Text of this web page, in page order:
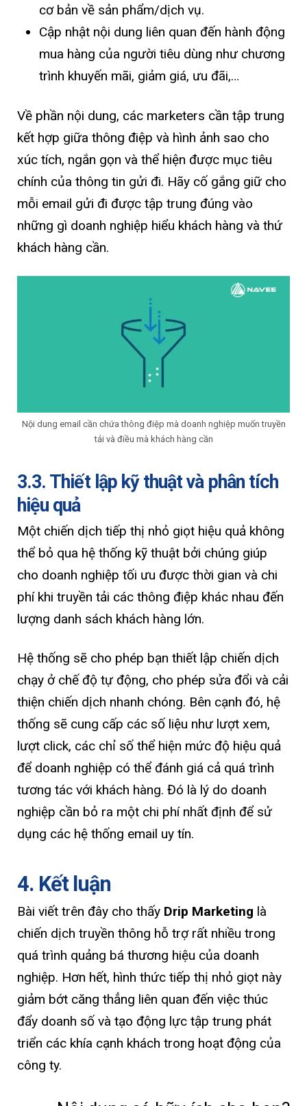
cơ bản về sản phẩm/dịch vụ.
Cập nhật nội dung liên quan đến hành động
mua hàng của người tiêu dùng như chương
trình khuyến mãi, giảm giá, ưu đãi,…
Về phần nội dung, các marketers cần tập trung
kết hợp giữa thông điệp và hình ảnh sao cho
xúc tích, ngắn gọn và thể hiện được mục tiêu
chính của thông tin gửi đi. Hãy cố gắng giữ cho
mỗi email gửi đi được tập trung đúng vào
những gì doanh nghiệp hiểu khách hàng và thứ
khách hàng cần.
Nội dung email cần chứa thông điệp mà doanh nghiệp muốn truyền
tải và điều mà khách hàng cần
3.3. Thiết lập kỹ thuật và phân tích
hiệu quả
Một chiến dịch tiếp thị nhỏ giọt hiệu quả không
thể bỏ qua hệ thống kỹ thuật bởi chúng giúp
cho doanh nghiệp tối ưu được thời gian và chi
phí khi truyền tải các thông điệp khác nhau đến
lượng danh sách khách hàng lớn.
Hệ thống sẽ cho phép bạn thiết lập chiến dịch
chạy ở chế độ tự động, cho phép sửa đổi và cải
thiện chiến dịch nhanh chóng. Bên cạnh đó, hệ
thống sẽ cung cấp các số liệu như lượt xem,
lượt click, các chỉ số thể hiện mức độ hiệu quả
để doanh nghiệp có thể đánh giá cả quá trình
tương tác với khách hàng. Đó là lý do doanh
nghiệp cần bỏ ra một chi phí nhất định để sử
dụng các hệ thống email uy tín.
4. Kết luận
Bài viết trên đây cho thấy Drip Marketing là
chiến dịch truyền thông hỗ trợ rất nhiều trong
quá trình quảng bá thương hiệu của doanh
nghiệp. Hơn hết, hình thức tiếp thị nhỏ giọt này
giảm bớt căng thẳng liên quan đến việc thúc
đẩy doanh số và tạo động lực tập trung phát
triển các khía cạnh khách trong hoạt động của
công ty.